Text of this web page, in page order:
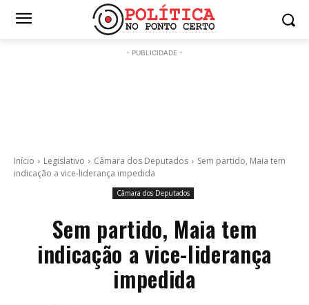
- PUBLICIDADE -
Início Legislativo Câmara dos Deputados
Sem partido, Maia tem
indicação a vice-liderança impedida
Câmara dos Deputados
Sem partido, Maia tem
indicação a vice-liderança
impedida